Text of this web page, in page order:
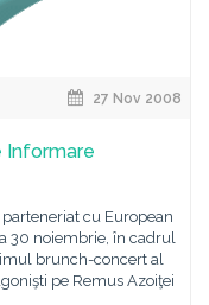
27 Nov 2008
Informare
cu European
30 noiembrie, în cadrul
brunch-concert al
pe Remus Azoiţei